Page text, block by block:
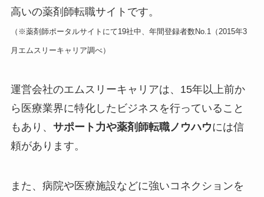
高いの薬剤師転職サイトです。
（※薬剤師ポータルサイトにて19社中、年間登録者数No.1（2015年3
月エムスリーキャリア調べ）
運営会社のエムスリーキャリアは、15年以上前か
ら医療業界に特化したビジネスを行っていること
もあり、 サポート力や薬剤師転職ノウハウには信
頼があります。
また、病院や医療施設などに強いコネクションを